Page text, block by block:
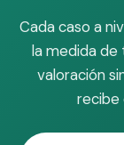
Cada caso a
la medida de
valoración
recibe